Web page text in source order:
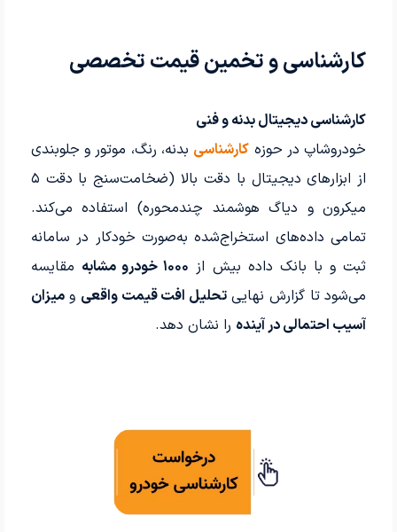
کارشناسی و تخمین قیمت تخصصی
کارشناسی دیجیتال بدنه و فنی
خودروشاپ در حوزه کارشناسی بدنه، رنگ، موتور و جلوبندی
از ابزارهای دیجیتال با دقت بالا (ضخامت‌سنج با دقت ۵
میکرون و دیاگ هوشمند چندمحوره) استفاده می‌کند.
تمامی داده‌های استخراج‌شده به‌صورت خودکار در سامانه
ثبت و با بانک داده بیش از ۱۰۰۰ خودرو مشابه
مقایسه
می‌شود تا گزارش نهاییتحلیل افت قیمت واقعی ومیزان
آسیب احتمالی در آینده را نشان دهد.